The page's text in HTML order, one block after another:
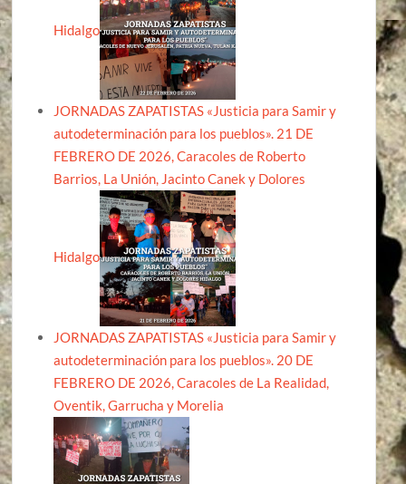
Hidalgo
JORNADAS ZAPATISTAS «Justicia para Samir y
autodeterminación para los pueblos». 21 DE
FEBRERO DE 2026, Caracoles de Roberto
Barrios, La Unión, Jacinto Canek y Dolores
Hidalgo
JORNADAS ZAPATISTAS «Justicia para Samir y
autodeterminación para los pueblos». 20 DE
FEBRERO DE 2026, Caracoles de La Realidad,
Oventik, Garrucha y Morelia